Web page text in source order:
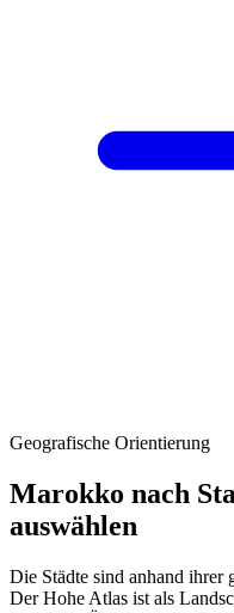
Geografische Orientierung
Marokko nach
auswählen
Die Städte sind anhand ihrer
Der Hohe Atlas ist als